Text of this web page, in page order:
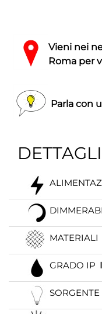
Vieni nei
Roma per
Parla con
MATERIALI
GRADO IP